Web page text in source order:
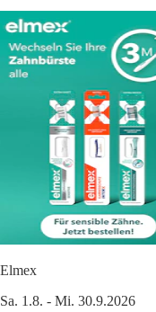
Elmex
Sa. 1.8. - Mi. 30.9.2026